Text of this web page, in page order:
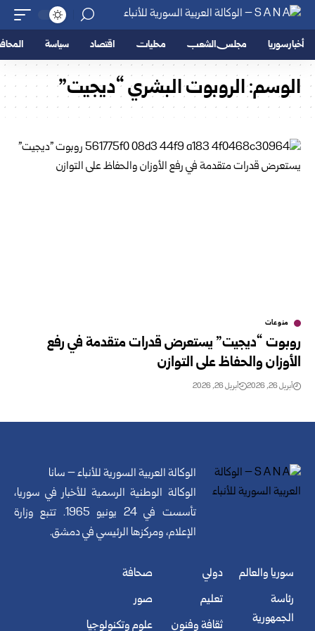
أخبار سوريا مجلس الشعب محليات اقتصاد سياسة
الوسم:الروبوت البشري “ديجيت”
منوعات
روبوت “ديجيت” يستعرض قدرات متقدمة في رفع
الأوزان والحفاظ على التوازن
أبريل 26, 2026 أبريل 26, 2026
الوكالة العربية السورية للأنباء – سانا
الوكالة الوطنية الرسمية للأخبار في سوريا،
تأسست في 24 يونيو 1965. تتبع وزارة
الإعلام، ومركزها الرئيسي في دمشق.
سوريا والعالم
رئاسة
الجمهورية
دولي
تعليم
ثقافة وفنون
صحافة
صور
علوم وتكنولوجيا